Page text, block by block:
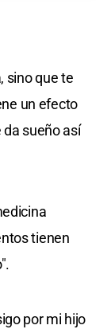
sino que te
un efecto
sueño así
tienen
por mi hijo